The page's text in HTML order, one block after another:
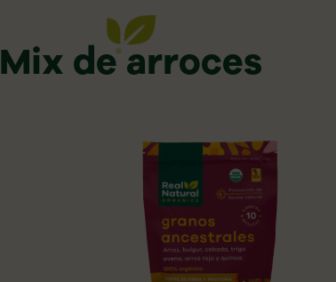
Mix de arroces